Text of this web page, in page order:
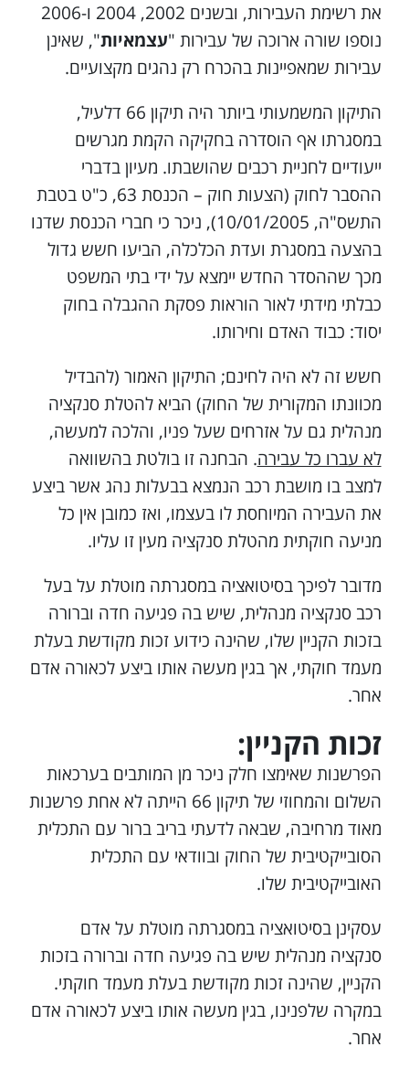
את רשימת העבירות, ובשנים 2002, 2004 ו-2006
נוספו שורה ארוכה של עבירות "עצמאיות", שאינן
עבירות שמאפיינות בהכרח רק נהגים מקצועיים.
התיקון המשמעותי ביותר היה תיקון 66 דלעיל,
במסגרתו אף הוסדרה בחקיקה הקמת מגרשים
ייעודיים לחניית רכבים שהושבתו. מעיון בדברי
ההסבר לחוק (הצעות חוק – הכנסת 63, כ"ט בטבת
התשס"ה, 10/01/2005), ניכר כי חברי הכנסת שדנו
בהצעה במסגרת ועדת הכלכלה, הביעו חשש גדול
מכך שההסדר החדש יימצא על ידי בתי המשפט
כבלתי מידתי לאור הוראות פסקת ההגבלה בחוק
יסוד: כבוד האדם וחירותו.
חשש זה לא היה לחינם; התיקון האמור (להבדיל
מכוונתו המקורית של החוק) הביא להטלת סנקציה
מנהלית גם על אזרחים שעל פניו, והלכה למעשה,
לא עברו כל עבירה. הבחנה זו בולטת בהשוואה
למצב בו מושבת רכב הנמצא בבעלות נהג אשר ביצע
את העבירה המיוחסת לו בעצמו, ואז כמובן אין כל
מניעה חוקתית מהטלת סנקציה מעין זו עליו.
מדובר לפיכך בסיטואציה במסגרתה מוטלת על בעל
רכב סנקציה מנהלית, שיש בה פגיעה חדה וברורה
בזכות הקניין שלו, שהינה כידוע זכות מקודשת בעלת
מעמד חוקתי, אך בגין מעשה אותו ביצע לכאורה אדם
אחר.
זכות הקניין:
הפרשנות שאימצו חלק ניכר מן המותבים בערכאות
השלום והמחוזי של תיקון 66 הייתה לא אחת פרשנות
מאוד מרחיבה, שבאה לדעתי בריב ברור עם התכלית
הסובייקטיבית של החוק ובוודאי עם התכלית
האובייקטיבית שלו.
עסקינן בסיטואציה במסגרתה מוטלת על אדם
סנקציה מנהלית שיש בה פגיעה חדה וברורה בזכות
הקניין, שהינה זכות מקודשת בעלת מעמד חוקתי.
במקרה שלפנינו, בגין מעשה אותו ביצע לכאורה אדם
אחר.